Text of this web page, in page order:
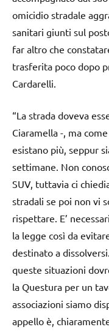
omicidio stradale
sanitari giunti sul
far altro che
trasferita poco dopo
Cardarelli.
“La strada doveva
Ciaramella -, ma
esistano più, seppur
settimane. Non
SUV, tuttavia ci
stradali se poi non vi
rispettare. E’
la legge così da
destinato a
queste situazioni
la Questura per un
associazioni siamo
appello è,